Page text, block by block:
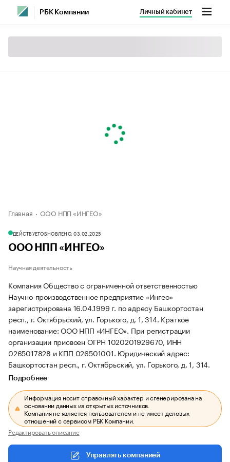
РБК Компании Личный кабинет
Главная ООО НПП «ИНГЕО»
ДЕЙСТВУЕТОБНОВЛЕНО, 03.02.2025
ООО НПП «ИНГЕО»
Научная деятельность
Компания Общество с ограниченной ответственностью
Научно-производственное предприятие «Ингео»
зарегистрирована 16.04.1999 г. по адресу Башкортостан
респ., г. Октябрьский, ул. Горького, д. 1, 314. Краткое
наименование: ООО НПП «ИНГЕО». При регистрации
организации присвоен ОГРН 1020201929670, ИНН
0265017828 и КПП 026501001. Юридический адрес:
Башкортостан респ., г. Октябрьский, ул. Горького, д. 1, 314.
Подробнее
Информация носит справочный характер и сгенерирована на
основании данных из открытых источников.
Компания не является пользователем и не имеет деловых
отношений с сервисом РБК Компании.
Редактировать описание
Управлять компанией